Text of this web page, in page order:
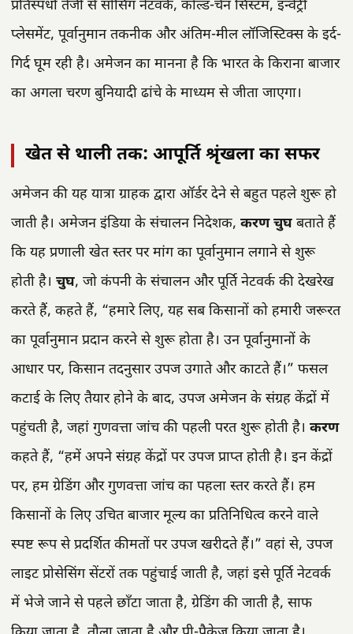
प्रतिस्पर्धा तेजी से सोर्सिंग नेटवर्क, कोल्ड-चेन सिस्टम, इन्वेंट्री
प्लेसमेंट, पूर्वानुमान तकनीक और अंतिम-मील लॉजिस्टिक्स के इर्द-
गिर्द घूम रही है। अमेजन का मानना है कि भारत के किराना बाजार
का अगला चरण बुनियादी ढांचे के माध्यम से जीता जाएगा।
खेत से थाली तक: आपूर्ति श्रृंखला का सफर
अमेजन की यह यात्रा ग्राहक द्वारा ऑर्डर देने से बहुत पहले शुरू हो
जाती है। अमेजन इंडिया के संचालन निदेशक, करण चुघ बताते हैं
कि यह प्रणाली खेत स्तर पर मांग का पूर्वानुमान लगाने से शुरू
होती है। चुघ, जो कंपनी के संचालन और पूर्ति नेटवर्क की देखरेख
करते हैं, कहते हैं, “हमारे लिए, यह सब किसानों को हमारी जरूरत
का पूर्वानुमान प्रदान करने से शुरू होता है। उन पूर्वानुमानों के
आधार पर, किसान तदनुसार उपज उगाते और काटते हैं।” फसल
कटाई के लिए तैयार होने के बाद, उपज अमेजन के संग्रह केंद्रों में
पहुंचती है, जहां गुणवत्ता जांच की पहली परत शुरू होती है। करण
कहते हैं, “हमें अपने संग्रह केंद्रों पर उपज प्राप्त होती है। इन केंद्रों
पर, हम ग्रेडिंग और गुणवत्ता जांच का पहला स्तर करते हैं। हम
किसानों के लिए उचित बाजार मूल्य का प्रतिनिधित्व करने वाले
स्पष्ट रूप से प्रदर्शित कीमतों पर उपज खरीदते हैं।” वहां से, उपज
लाइट प्रोसेसिंग सेंटरों तक पहुंचाई जाती है, जहां इसे पूर्ति नेटवर्क
में भेजे जाने से पहले छाँटा जाता है, ग्रेडिंग की जाती है, साफ